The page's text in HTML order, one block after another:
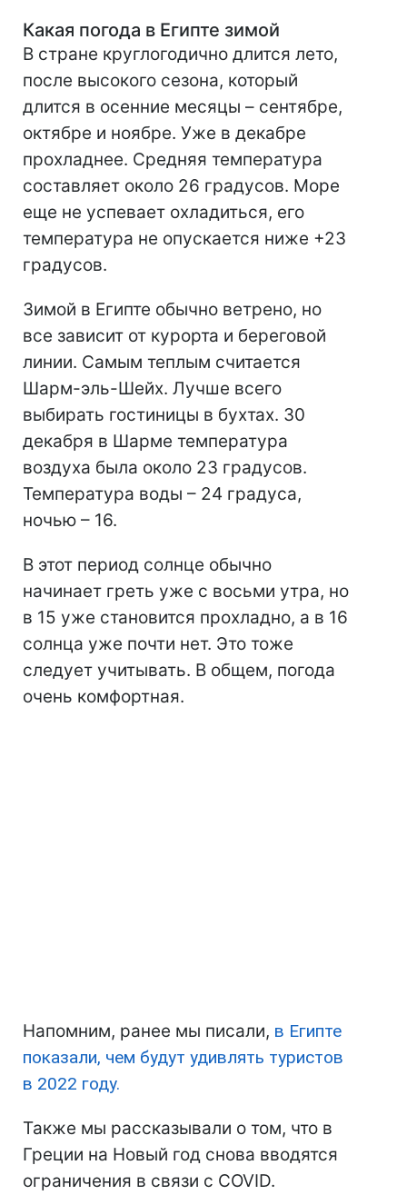
Какая погода в Египте зимой
В стране круглогодично длится лето,
после высокого сезона, который
длится в осенние месяцы – сентябре,
октябре и ноябре. Уже в декабре
прохладнее. Средняя температура
составляет около 26 градусов. Море
еще не успевает охладиться, его
температура не опускается ниже +23
градусов.
Зимой в Египте обычно ветрено, но
все зависит от курорта и береговой
линии. Самым теплым считается
Шарм-эль-Шейх. Лучше всего
выбирать гостиницы в бухтах. 30
декабря в Шарме температура
воздуха была около 23 градусов.
Температура воды – 24 градуса,
ночью – 16.
В этот период солнце обычно
начинает греть уже с восьми утра, но
в 15 уже становится прохладно, а в 16
солнца уже почти нет. Это тоже
следует учитывать. В общем, погода
очень комфортная.
Напомним, ранее мы писали, в Египте
показали, чем будут удивлять туристов
в 2022 году.
Также мы рассказывали о том, что в
Греции на Новый год снова вводятся
ограничения в связи с COVID.